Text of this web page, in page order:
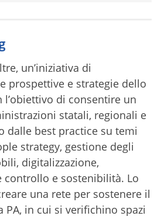
un’iniziativa di
prospettive e strategie dello
l’obiettivo di consentire un
statali, regionali e
dalle best practice su temi
strategy, gestione degli
digitalizzazione,
controllo e sostenibilità. Lo
una rete per sostenere il
PA, in cui si verifichino spazi